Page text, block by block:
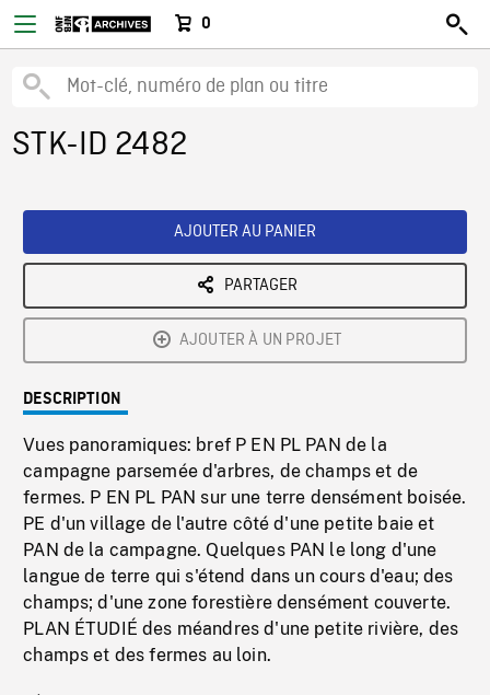
0
STK-ID 2482
AJOUTER AU PANIER
PARTAGER
AJOUTER À UN PROJET
DESCRIPTION
Vues panoramiques: bref P EN PL PAN de la
campagne parsemée d'arbres, de champs et de
fermes. P EN PL PAN sur une terre densément boisée.
PE d'un village de l'autre côté d'une petite baie et
PAN de la campagne. Quelques PAN le long d'une
langue de terre qui s'étend dans un cours d'eau; des
champs; d'une zone forestière densément couverte.
PLAN ÉTUDIÉ des méandres d'une petite rivière, des
champs et des fermes au loin.